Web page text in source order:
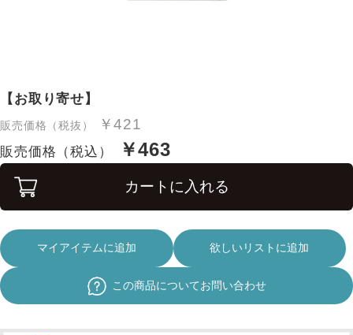
【お取り寄せ】
販売価格（税抜） ￥421
販売価格（税込） ￥463
カートに入れる
マイアイテムに追加 欲しいリストに追加
この商品についてお問い合わせ